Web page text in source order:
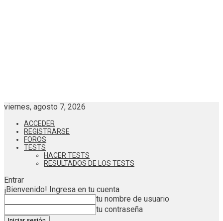
viernes, agosto 7, 2026
ACCEDER
REGISTRARSE
FOROS
TESTS
HACER TESTS
RESULTADOS DE LOS TESTS
Entrar
¡Bienvenido! Ingresa en tu cuenta
tu nombre de usuario
tu contraseña